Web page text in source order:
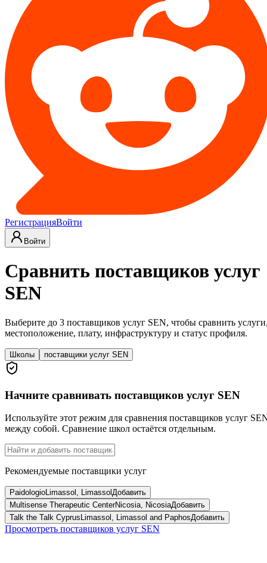
РегистрацияВойти
Войти
Сравнить поставщиков услуг
SEN
Выберите до 3 поставщиков услуг SEN, чтобы сравнить
местоположение, плату, инфраструктуру и статус профиля.
Школы поставщики услуг SEN
Начните сравнивать поставщиков услуг SEN
Используйте этот режим для сравнения поставщиков услуг
между собой. Сравнение школ остаётся отдельным.
Рекомендуемые поставщики услуг
PaidologioLimassol, Limassol Добавить
Multisense Therapeutic CenterNicosia, NicosiaДобавить
Talk the Talk Cyprus Limassol, Limassol and PaphosДобавить
Просмотреть поставщиков услуг SEN